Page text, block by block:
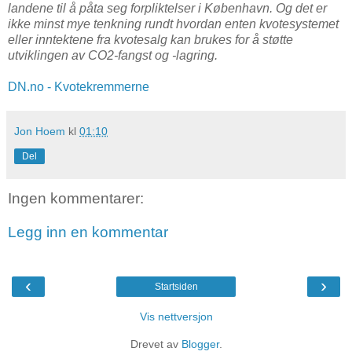
landene til å påta seg forpliktelser i København. Og det er
ikke minst mye tenkning rundt hvordan enten kvotesystemet
eller inntektene fra kvotesalg kan brukes for å støtte
utviklingen av CO2-fangst og -lagring.
DN.no - Kvotekremmerne
Jon Hoem kl 01:10
Del
Ingen kommentarer:
Legg inn en kommentar
‹ ›
Startsiden
Vis nettversjon
Drevet av Blogger.